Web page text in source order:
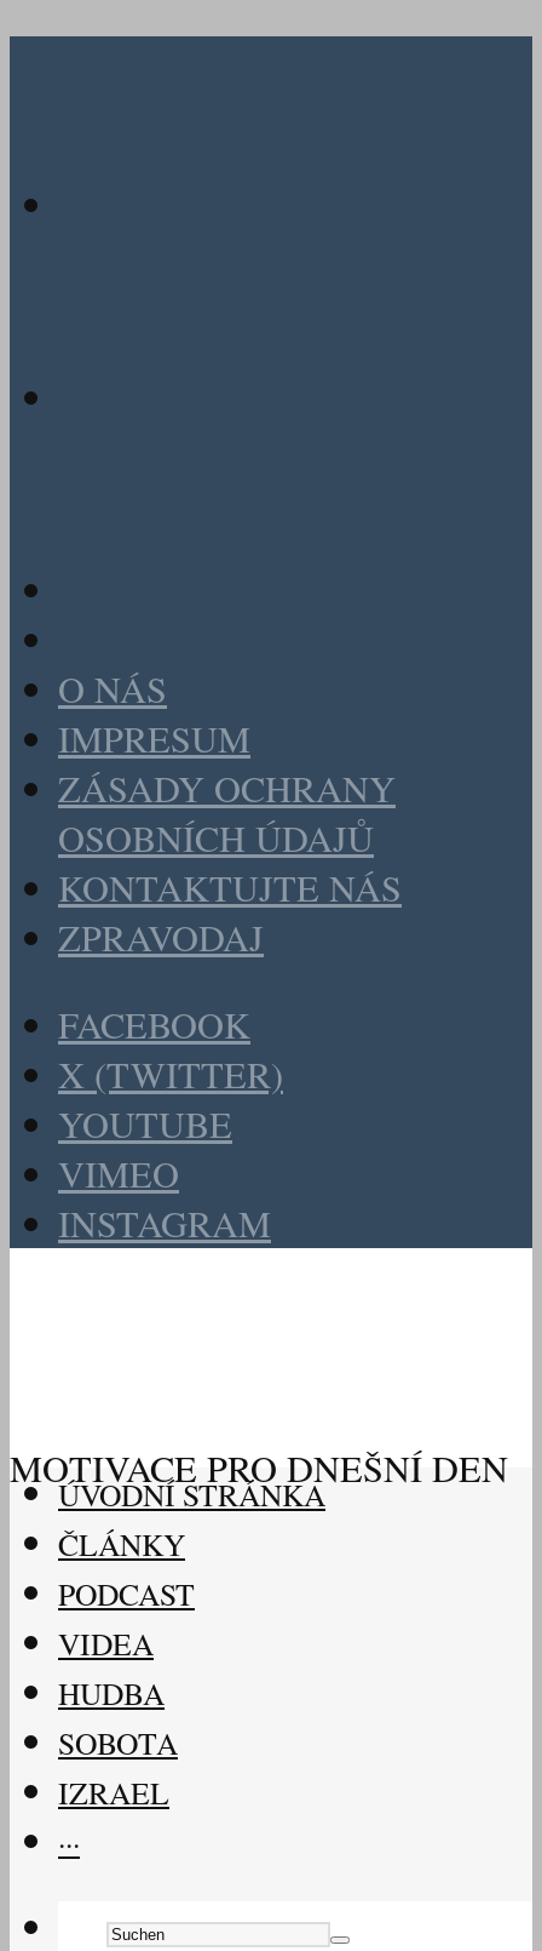
O NÁS
IMPRESUM
ZÁSADY OCHRANY
OSOBNÍCH ÚDAJŮ
KONTAKTUJTE NÁS
ZPRAVODAJ
FACEBOOK
X (TWITTER)
YOUTUBE
VIMEO
INSTAGRAM
MOTIVACE PRO DNEŠNÍ DEN
ÚVODNÍ STRÁNKA
ČLÁNKY
PODCAST
VIDEA
HUDBA
SOBOTA
IZRAEL
···